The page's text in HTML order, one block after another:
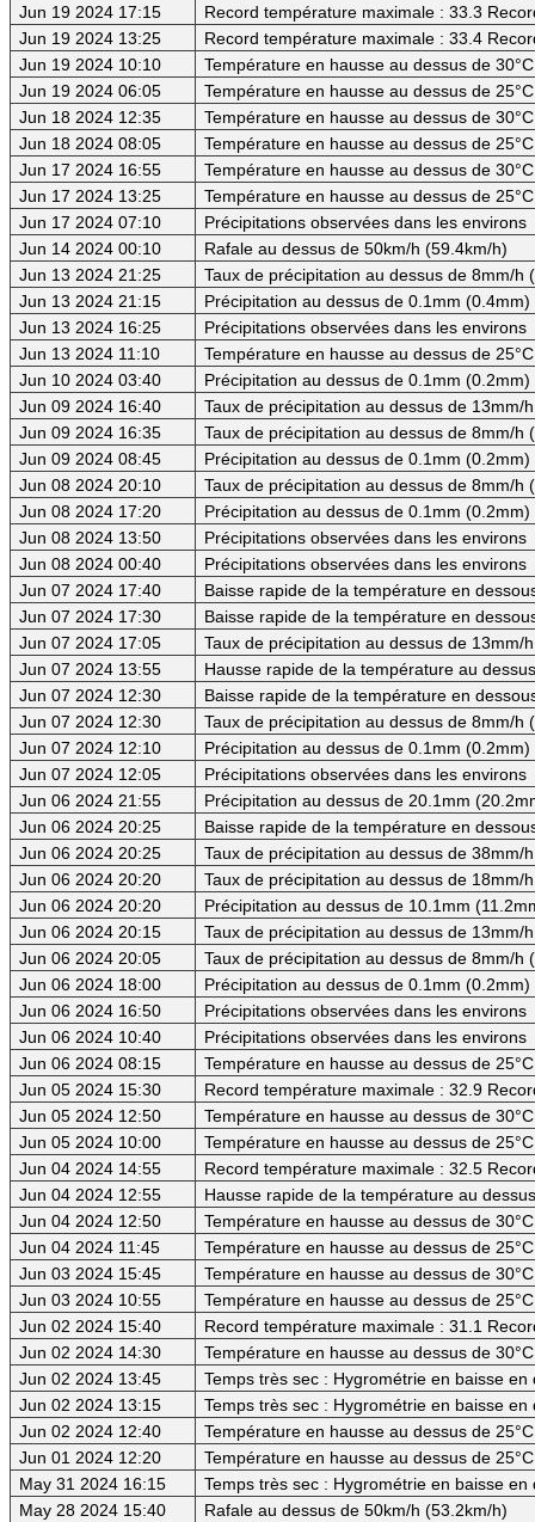
Jun 19 2024 17:15
Record température maximale : 33.3
Jun 19 2024 13:25
Record température maximale : 33.4
Jun 19 2024 10:10
Température en hausse au dessus de
Jun 19 2024 06:05
Température en hausse au dessus de
Jun 18 2024 12:35
Température en hausse au dessus de
Jun 18 2024 08:05
Température en hausse au dessus de
Jun 17 2024 16:55
Température en hausse au dessus de
Jun 17 2024 13:25
Température en hausse au dessus de
Jun 17 2024 07:10
Précipitations observées dans les environs
Jun 14 2024 00:10
Rafale au dessus de 50km/h (59.4km/h)
Jun 13 2024 21:25
Taux de précipitation au dessus de 8mm/h
Jun 13 2024 21:15
Précipitation au dessus de 0.1mm
Jun 13 2024 16:25
Précipitations observées dans les environs
Jun 13 2024 11:10
Température en hausse au dessus de
Jun 10 2024 03:40
Précipitation au dessus de 0.1mm
Jun 09 2024 16:40
Taux de précipitation au dessus de 13mm/
Jun 09 2024 16:35
Taux de précipitation au dessus de 8mm/h
Jun 09 2024 08:45
Précipitation au dessus de 0.1mm
Jun 08 2024 20:10
Taux de précipitation au dessus de 8mm/h
Jun 08 2024 17:20
Précipitation au dessus de 0.1mm
Jun 08 2024 13:50
Précipitations observées dans les environs
Jun 08 2024 00:40
Précipitations observées dans les environs
Jun 07 2024 17:40
Baisse rapide de la température en
Jun 07 2024 17:30
Baisse rapide de la température en
Jun 07 2024 17:05
Taux de précipitation au dessus de 13mm/
Jun 07 2024 13:55
Hausse rapide de la température au
Jun 07 2024 12:30
Baisse rapide de la température en
Jun 07 2024 12:30
Taux de précipitation au dessus de 8mm/h
Jun 07 2024 12:10
Précipitation au dessus de 0.1mm
Jun 07 2024 12:05
Précipitations observées dans les environs
Jun 06 2024 21:55
Précipitation au dessus de 20.1mm
Jun 06 2024 20:25
Baisse rapide de la température en
Jun 06 2024 20:25
Taux de précipitation au dessus de 38mm/
Jun 06 2024 20:20
Taux de précipitation au dessus de 18mm/
Jun 06 2024 20:20
Précipitation au dessus de 10.1mm
Jun 06 2024 20:15
Taux de précipitation au dessus de 13mm/
Jun 06 2024 20:05
Taux de précipitation au dessus de 8mm/h
Jun 06 2024 18:00
Précipitation au dessus de 0.1mm
Jun 06 2024 16:50
Précipitations observées dans les environs
Jun 06 2024 10:40
Précipitations observées dans les environs
Jun 06 2024 08:15
Température en hausse au dessus de
Jun 05 2024 15:30
Record température maximale : 32.9
Jun 05 2024 12:50
Température en hausse au dessus de
Jun 05 2024 10:00
Température en hausse au dessus de
Jun 04 2024 14:55
Record température maximale : 32.5
Jun 04 2024 12:55
Hausse rapide de la température au
Jun 04 2024 12:50
Température en hausse au dessus de
Jun 04 2024 11:45
Température en hausse au dessus de
Jun 03 2024 15:45
Température en hausse au dessus de
Jun 03 2024 10:55
Température en hausse au dessus de
Jun 02 2024 15:40
Record température maximale : 31.1
Jun 02 2024 14:30
Température en hausse au dessus de
Jun 02 2024 13:45
Temps très sec : Hygrométrie en baisse
Jun 02 2024 13:15
Temps très sec : Hygrométrie en baisse
Jun 02 2024 12:40
Température en hausse au dessus de
Jun 01 2024 12:20
Température en hausse au dessus de
May 31 2024 16:15
Temps très sec : Hygrométrie en baisse
May 28 2024 15:40
Rafale au dessus de 50km/h (53.2km/h)